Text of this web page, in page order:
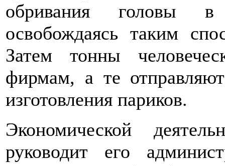
обривания головы в
освобождаясь таким
Затем тонны
фирмам, а те
изготовления париков.
Экономической
руководит его